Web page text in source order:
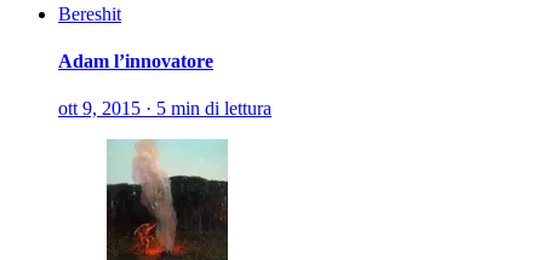
Bereshit
Adam l’innovatore
ott 9, 2015 · 5 min di lettura